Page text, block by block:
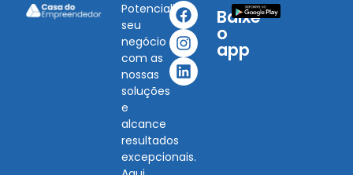
Potencialize
seu
negócio
com as
nossas
soluções
e
alcance
resultados
excepcionais.
Baixe
o
app